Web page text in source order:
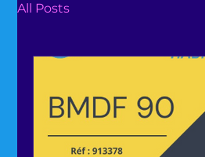
All Posts